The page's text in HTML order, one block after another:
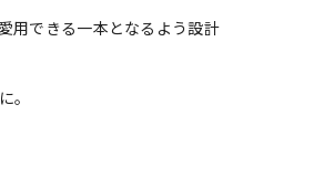
用できる一本となるよう設計
。